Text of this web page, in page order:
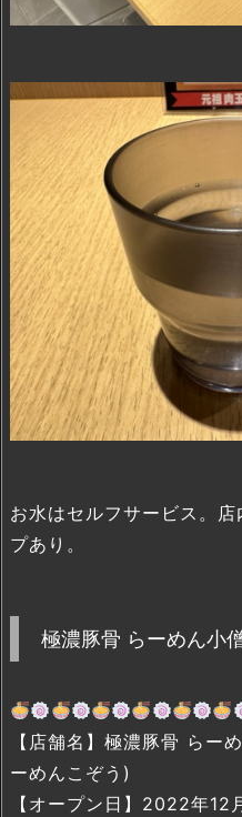
お水はセルフサービス。
プあり。
極濃豚骨 らーめん小
【店舗名】極濃豚骨 らー
ーめんこぞう)
【オープン日】2022年12